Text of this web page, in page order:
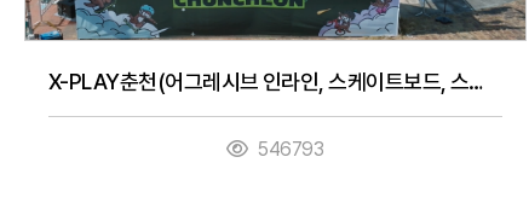
X-PLAY춘천(어그레시브 인라인, 스케이트보드, 스턴트스쿠터, BMX프리스타일, 3대3농구, 디제잉)(9. 27. ~ 9. 28.)
546793